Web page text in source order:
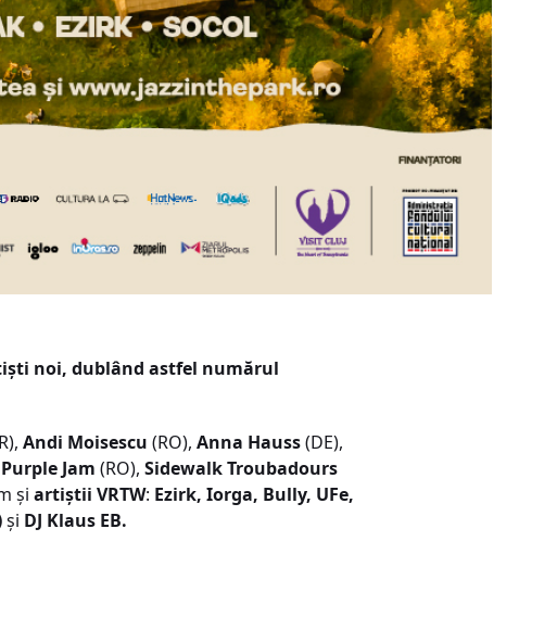
noi, dublând astfel numărul
Andi Moisescu (RO), Anna Hauss(DE),
Purple Jam (RO), Sidewalk Troubadours
și artiștii VRTW: Ezirk, Iorga, Bully, UFe,
și DJ Klaus EB.